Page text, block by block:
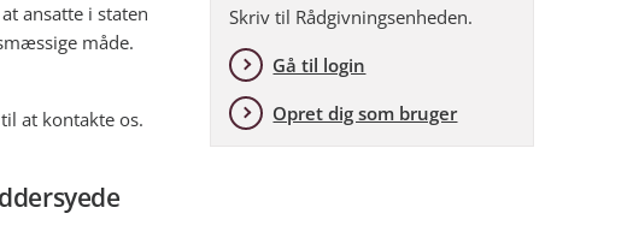
ansatte i staten
måde.
at kontakte os.
Skriv til Rådgivningsenheden.
Gå til login
Opret dig som bruger